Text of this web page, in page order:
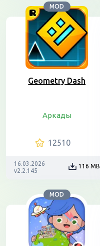
MOD
Geometry Dash
Аркады
12510
16.03.2026
v2.2.145
116 MB
MOD